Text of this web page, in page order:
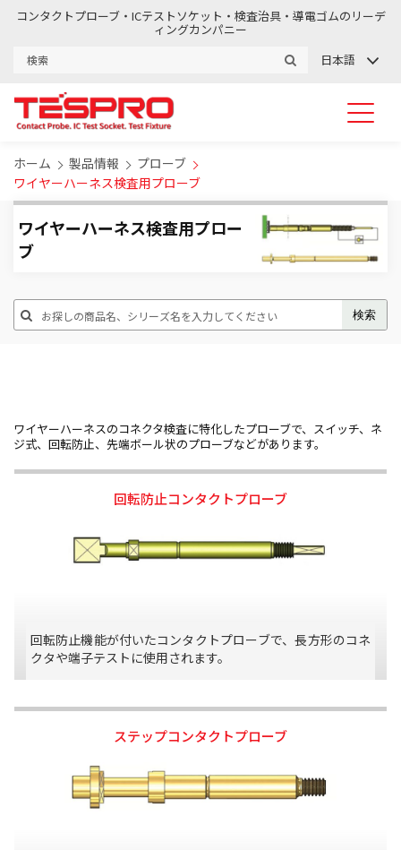
コンタクトプローブ・ICテストソケット・検査治具・導電ゴムのリーデ
ィングカンパニー
日本語
ホーム 製品情報
プローブ
ワイヤーハーネス検査用プローブ
ワイヤーハーネス検査用プロー
ブ
ワイヤーハーネスのコネクタ検査に特化したプローブで、スイッチ、ネ
ジ式、回転防止、先端ボール状のプローブなどがあります。
回転防止コンタクトプローブ
回転防止機能が付いたコンタクトプローブで、長方形のコネ
クタや端子テストに使用されます。
ステップコンタクトプローブ